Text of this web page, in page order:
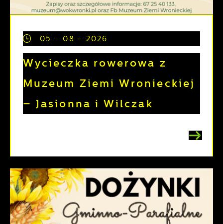
05 - 08 - 2026
Wycieczka rowerowa z
Muzeum Ziemi Wronieckiej
– Jasionna i Wilczak